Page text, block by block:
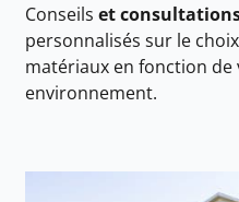
Conseils et
personnalisés sur le
matériaux en fonction
environnement.